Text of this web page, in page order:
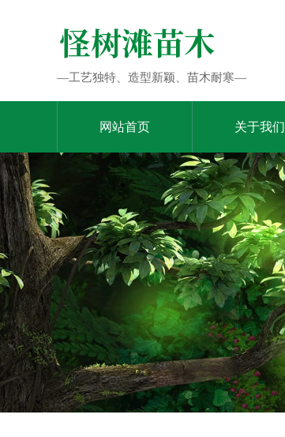
—工艺独特、造型新颖、苗木耐寒—
网站首页 关于我们